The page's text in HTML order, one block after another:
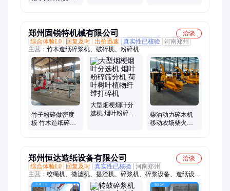
郑州固锐特机械有限公司
洽谈
综合体验L0
回复及时 出价迅速 真实性已核验 河南郑州
主营： 竹木造纸碎浆机、破碎机、粉碎机
竹子粉碎做密度
板 竹木造纸碎浆
大型烟梗烟叶分
选机 烟叶粉碎筛
柴油动力碎木机
移动农场柴火粉
郑州恒达造纸设备有限公司
洽谈
综合体验L0
回复及时 真实性已核验 河南郑州
主营： 绞绳机、微滤机、提渣机、碎浆机、碎浆设备、造纸设
备、制浆造纸、搅拌机、纸浆泵、磨浆机、压力筛、圆筒筛、清